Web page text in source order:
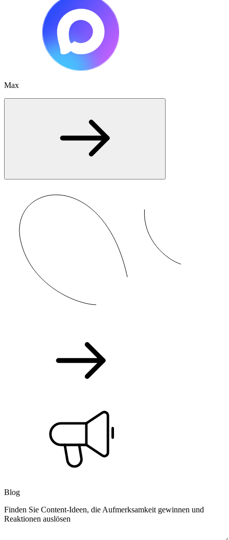
Max
Blog
Finden Sie Content-Ideen, die Aufmerksamkeit gewinnen und
Reaktionen auslösen